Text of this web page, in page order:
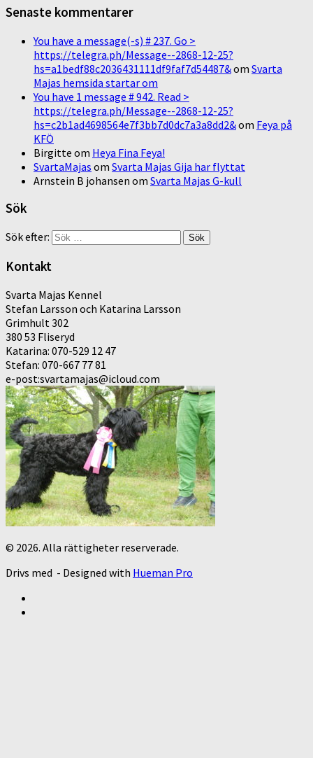
Senaste kommentarer
You have a message(-s) # 237. Go >
https://telegra.ph/Message--2868-12-25?
hs=a1bedf88c2036431111df9faf7d54487&om Svarta
Majas hemsida startar om
You have 1 message # 942. Read >
https://telegra.ph/Message--2868-12-25?
hs=c2b1ad4698564e7f3bb7d0dc7a3a8dd2&om Feya på
KFÖ
Birgitte om Heya Fina Feya!
SvartaMajas om Svarta Majas Gija har flyttat
Arnstein B johansen om Svarta Majas G-kull
Sök
Sök efter:
Kontakt
Svarta Majas Kennel
Stefan Larsson och Katarina Larsson
Grimhult 302
380 53 Fliseryd
Katarina: 070-529 12 47
Stefan: 070-667 77 81
e-post:svartamajas@icloud.com
© 2026. Alla rättigheter reserverade.
Drivs med - Designed with Hueman Pro